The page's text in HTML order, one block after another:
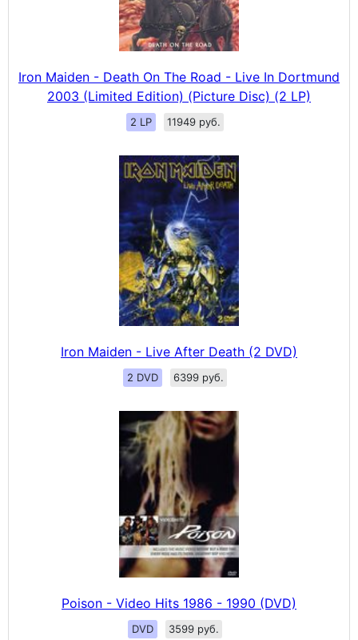
Iron Maiden - Death On The Road - Live In Dortmund
2003 (Limited Edition) (Picture Disc) (2 LP)
2 LP 11949 руб.
Iron Maiden - Live After Death (2 DVD)
2 DVD 6399 руб.
Poison - Video Hits 1986 - 1990 (DVD)
DVD 3599 руб.